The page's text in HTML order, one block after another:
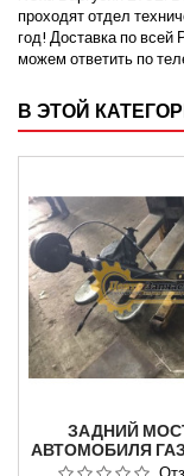
проходят отдел
год! Доставка по
можем ответить по
В ЭТОЙ
ЗАДНИЙ
АВТОМОБИЛЯ
С